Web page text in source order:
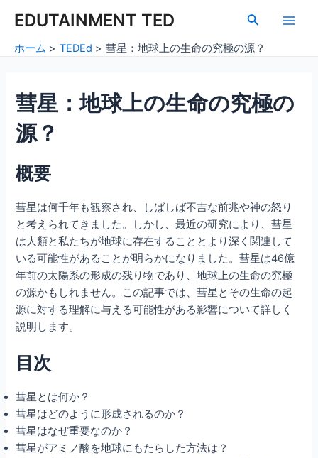
EDUTAINMENT TED
検
Main
ホーム TEDEd 彗星：地球上の生命の究極の源？
彗星：地球上の生命の究極の
源？
概要
彗星は何千年も観察され、しばしば不吉な前兆や神の怒り
と考えられてきました。しかし、最近の研究により、彗星
は人類と私たちが地球に存在することとより深く関連して
いる可能性があることが明らかになりました。彗星は46億
年前の太陽系の形成の残り物であり、地球上の生命の究極
の源かもしれません。この記事では、彗星とその生命の起
源に対する理解に与える可能性がある影響について詳しく
説明します。
目次
彗星とは何か？
彗星はどのように形成されるのか？
彗星はなぜ重要なのか？
彗星がアミノ酸を地球にもたらした方法は？
navigation